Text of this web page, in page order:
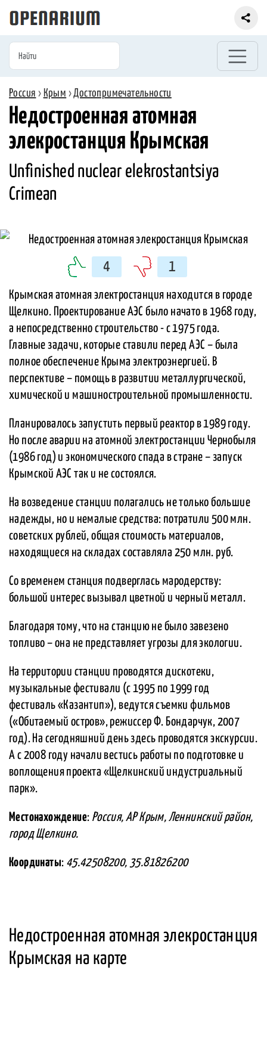
Россия › Крым ›Достопримечательности
Недостроенная атомная
элекростанция Крымская
Unfinished nuclear elekrostantsiya
Crimean
4 1
Крымская атомная электростанция находится в городе
Щелкино. Проектирование АЭС было начато в 1968 году,
а непосредственно строительство - с 1975 года.
Главные задачи, которые ставили перед АЭС – была
полное обеспечение Крыма электроэнергией. В
перспективе – помощь в развитии металлургической,
химической и машиностроительной промышленности.
Планировалось запустить первый реактор в 1989 году.
Но после аварии на атомной электростанции Чернобыля
(1986 год) и экономического спада в стране – запуск
Крымской АЭС так и не состоялся.
На возведение станции полагались не только большие
надежды, но и немалые средства: потратили 500 млн.
советских рублей, общая стоимость материалов,
находящиеся на складах составляла 250 млн. руб.
Со временем станция подверглась мародерству:
большой интерес вызывал цветной и черный металл.
Благодаря тому, что на станцию не было завезено
топливо – она не представляет угрозы для экологии.
На территории станции проводятся дискотеки,
музыкальные фестивали (с 1995 по 1999 год
фестиваль «Казантип»), ведутся съемки фильмов
(«Обитаемый остров», режиссер Ф. Бондарчук, 2007
год). На сегодняшний день здесь проводятся экскурсии.
А с 2008 году начали вестись работы по подготовке и
воплощения проекта «Щелкинский индустриальный
парк».
Местонахождение: Россия, АР Крым, Леннинский район,
город Щелкино.
Координаты: 45.42508200, 35.81826200
Недостроенная атомная элекростанция
Крымская на карте